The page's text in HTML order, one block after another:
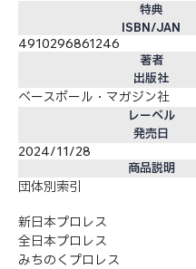
特典
ISBN/JAN
4910296861246
著者
出版社
ベースボール・マガジン社
レーベル
発売日
2024/11/28
商品説明
団体別索引
新日本プロレス
全日本プロレス
みちのくプロレス